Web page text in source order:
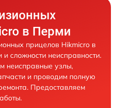
в Перми
прицелов Hikmicro в
сложности неисправности.
неисправные узлы,
и проводим полную
Предоставляем